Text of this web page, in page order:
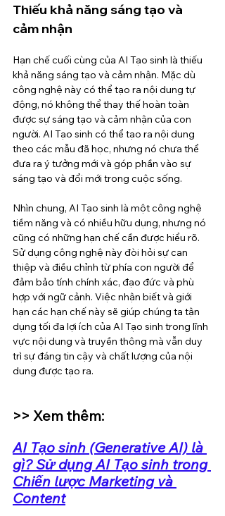
Thiếu khả năng sáng tạo và
cảm nhận
Hạn chế cuối cùng của AI Tạo sinh là thiếu
khả năng sáng tạo và cảm nhận. Mặc dù
công nghệ này có thể tạo ra nội dung tự
động, nó không thể thay thế hoàn toàn
được sự sáng tạo và cảm nhận của con
người. AI Tạo sinh có thể tạo ra nội dung
theo các mẫu đã học, nhưng nó chưa thể
đưa ra ý tưởng mới và góp phần vào sự
sáng tạo và đổi mới trong cuộc sống.
Nhìn chung, AI Tạo sinh là một công nghệ
tiềm năng và có nhiều hữu dụng, nhưng nó
cũng có những hạn chế cần được hiểu rõ.
Sử dụng công nghệ này đòi hỏi sự can
thiệp và điều chỉnh từ phía con người để
đảm bảo tính chính xác, đạo đức và phù
hợp với ngữ cảnh. Việc nhận biết và giới
hạn các hạn chế này sẽ giúp chúng ta tận
dụng tối đa lợi ích của AI Tạo sinh trong lĩnh
vực nội dung và truyền thông mà vẫn duy
trì sự đáng tin cậy và chất lượng của nội
dung được tạo ra.
>> Xem thêm:
AI Tạo sinh (Generative AI) là
gì? Sử dụng AI Tạo sinh trong
Chiến lược Marketing và
Content